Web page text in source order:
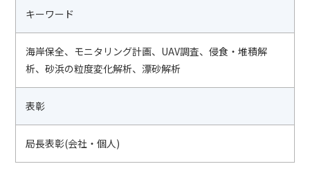
キーワード
海岸保全、モニタリング計画、UAV調査、侵食・堆積解
析、砂浜の粒度変化解析、漂砂解析
表彰
局長表彰(会社・個人)